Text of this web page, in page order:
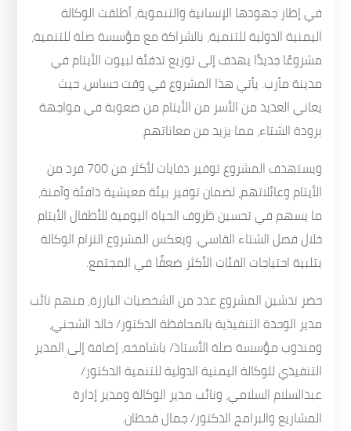
في إطار جهودها الإنسانية والتنموية، أطلقت الوكالة
اليمنية الدولية للتنمية، بالشراكة مع مؤسسة صلة للتنمية،
مشروعًا جديدًا يهدف إلى توزيع تدفئة لبيوت الأيتام في
مدينة مأرب. يأتي هذا المشروع في وقت حساس، حيث
يعاني العديد من الأسر من الأيتام من صعوبة في مواجهة
برودة الشتاء، مما يزيد من معاناتهم.
ويستهدف المشروع توفير دفايات لأكثر من 700 فرد من
الأيتام وعائلاتهم، لضمان توفير بيئة معيشية دافئة وآمنة،
ما يسهم في تحسين ظروف الحياة اليومية للأطفال الأيتام
خلال فصل الشتاء القاسي. ويعكس المشروع التزام الوكالة
بتلبية احتياجات الفئات الأكثر ضعفًا في المجتمع.
حضر تدشين المشروع عدد من الشخصيات البارزة، منهم نائب
مدير الوحدة التنفيذية بالمحافظة الدكتور/ خالد الشجني،
ومندوب مؤسسة صلة الأستاذ/ باشامخه، إضافة إلى المدير
التنفيذي للوكالة اليمنية الدولية للتنمية الدكتور/
عبدالسلام السلامي، ونائب مدير الوكالة ومدير إدارة
المشاريع والبرامج الدكتور/ جمال قحطان.